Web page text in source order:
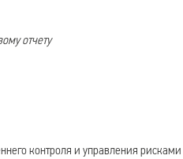
отчету
контроля и управления рисками